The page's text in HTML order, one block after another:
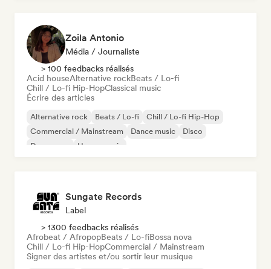
Zoila Antonio
Média / Journaliste
> 100 feedbacks réalisés
Acid houseAlternative rockBeats / Lo-fi
Chill / Lo-fi Hip-HopClassical music
Écrire des articles
Alternative rock Beats / Lo-fi
Chill / Lo-fi Hip-Hop
Commercial / Mainstream
Dance music
Disco
Dream pop
House music
Sungate Records
Label
> 1300 feedbacks réalisés
Afrobeat / AfropopBeats / Lo-fiBossa nova
Chill / Lo-fi Hip-HopCommercial / Mainstream
Signer des artistes et/ou sortir leur musique